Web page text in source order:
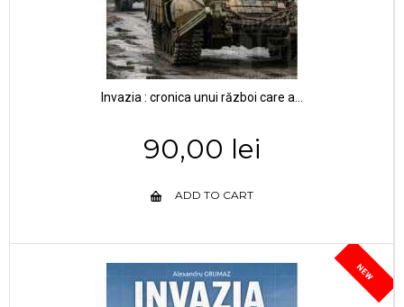
Invazia : cronica unui război care a...
90,00 lei
ADD TO CART
NEW